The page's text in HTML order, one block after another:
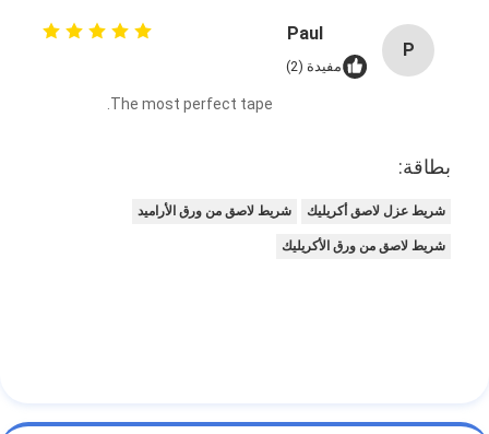
P
Paul
مفيدة (2)
The most perfect tape.
بطاقة:
شريط عزل لاصق أكريليك شريط لاصق من ورق الأراميد
شريط لاصق من ورق الأكريليك